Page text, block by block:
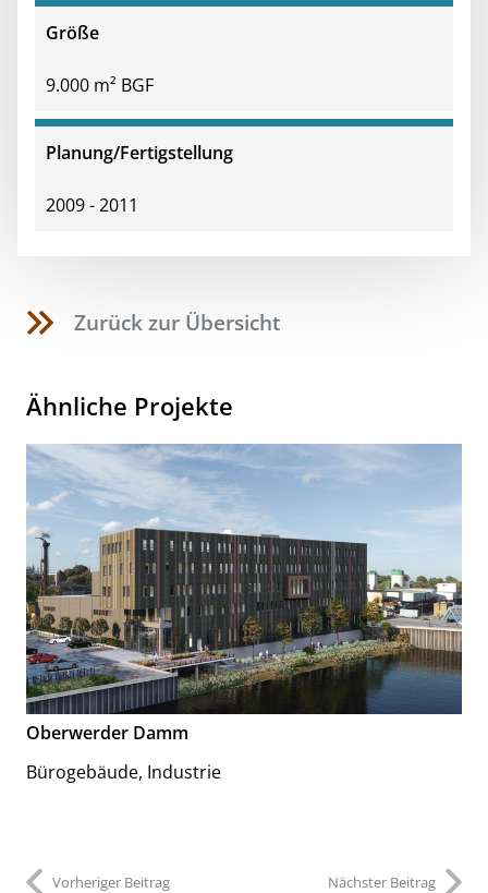
Größe
9.000 m² BGF
Planung/Fertigstellung
2009 - 2011
Zurück zur Übersicht
Ähnliche Projekte
Oberwerder Damm
Bürogebäude, Industrie
Vorheriger Beitrag Nächster Beitrag